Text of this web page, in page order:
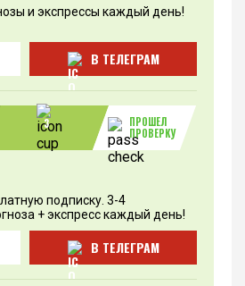
и экспрессы каждый день!
В ТЕЛЕГРАМ
3
ПРОШЕЛ
ПРОВЕРКУ
подписку. 3-4
+ экспресс каждый день!
В ТЕЛЕГРАМ